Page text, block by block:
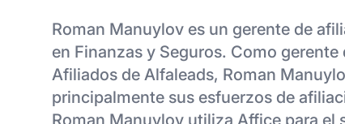
Roman Manuylov es un gerente de
en Finanzas y Seguros. Como gerente
Afiliados de Alfaleads, Roman
principalmente sus esfuerzos de
Roman Manuylov utiliza Affice para el